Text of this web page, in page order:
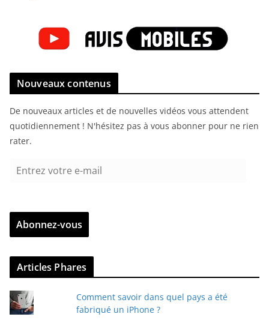
Nouveaux contenus
De nouveaux articles et de nouvelles vidéos vous attendent
quotidiennement ! N'hésitez pas à vous abonner pour ne rien
rater.
r
z
v
r
e
Abonnez-vous
Articles Phares
Comment savoir dans quel pays a été
fabriqué un iPhone ?